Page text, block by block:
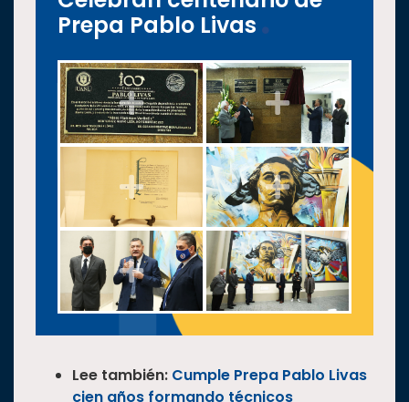
Prepa Pablo Livas
Lee también: Cumple Prepa Pablo Livas
cien años formando técnicos